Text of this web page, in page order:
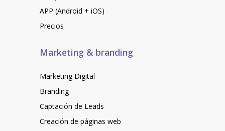
APP (Android + iOS)
Precios
Marketing & branding
Marketing Digital
Branding
Captación de Leads
Creación de páginas web